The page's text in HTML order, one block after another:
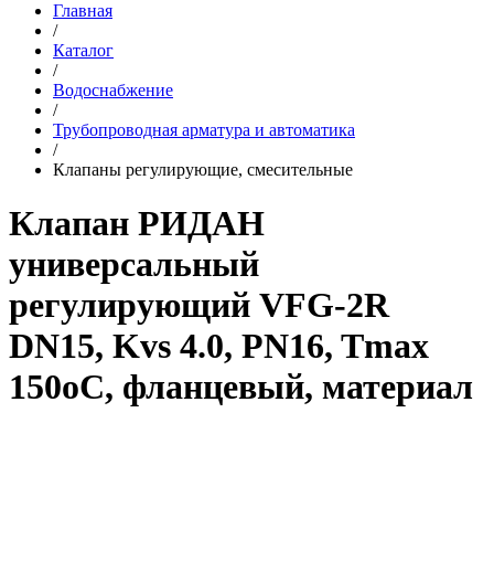
Главная
/
Каталог
/
Водоснабжение
/
Трубопроводная арматура и автоматика
/
Клапаны регулирующие, смесительные
Клапан РИДАН
универсальный
регулирующий VFG-2R
DN15, Kvs 4.0, PN16, Tmax
150oC, фланцевый, материал